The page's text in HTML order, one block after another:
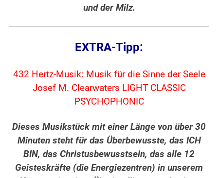
und der Milz.
EXTRA-Tipp:
432 Hertz-Musik: Musik für die Sinne der Seele
Josef M. Clearwaters LIGHT CLASSIC
PSYCHOPHONIC
Dieses Musikstück mit einer Länge von über 30
Minuten steht für das Überbewusste, das ICH
BIN, das Christusbewusstsein, das alle 12
Geisteskräfte (die Energiezentren) in unserem